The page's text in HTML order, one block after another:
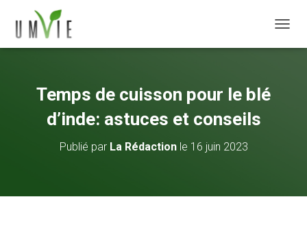
Temps de cuisson pour le blé
d’inde: astuces et conseils
Publié par La Rédactionle 16 juin 2023